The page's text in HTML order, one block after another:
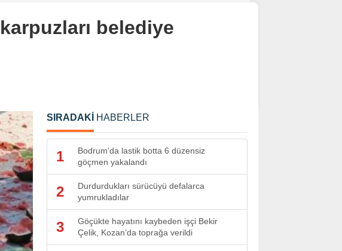
belediye
SIRADAKİ HABERLER
1
Bodrum’da lastik botta 6 düzensiz
göçmen yakalandı
2
Durdurdukları sürücüyü defalarca
yumrukladılar
3
Göçükte hayatını kaybeden işçi Bekir
Çelik, Kozan’da toprağa verildi